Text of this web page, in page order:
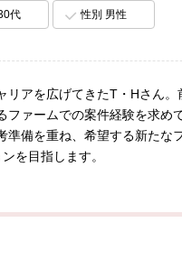
代 性別 男性
リアを広げてきたT・Hさん
ァームでの案件経験を求め
準備を重ね、希望する新たな
を目指します。